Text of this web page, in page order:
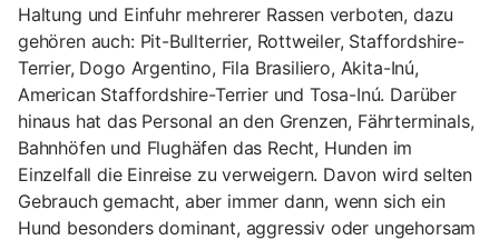
Haltung und Einfuhr mehrerer Rassen verboten, dazu
gehören auch: Pit-Bullterrier, Rottweiler, Staffordshire-
Terrier, Dogo Argentino, Fila Brasiliero, Akita-Inú,
American Staffordshire-Terrier und Tosa-Inú. Darüber
hinaus hat das Personal an den Grenzen, Fährterminals,
Bahnhöfen und Flughäfen das Recht, Hunden im
Einzelfall die Einreise zu verweigern. Davon wird selten
Gebrauch gemacht, aber immer dann, wenn sich ein
Hund besonders dominant, aggressiv oder ungehorsam